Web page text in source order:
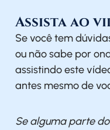
Assista ao
Se você tem
ou não sabe por
assistindo este
antes mesmo de
Se alguma parte